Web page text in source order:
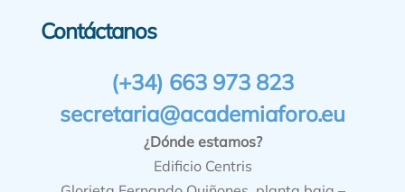
Contáctanos
(+34) 663 973 823
secretaria@academiaforo.eu
¿Dónde estamos?
Edificio Centris